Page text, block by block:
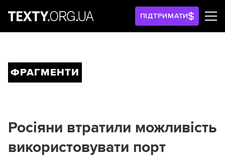
ПІДТРИМАТИ
ФРАГМЕНТИ
Росіяни втратили можливість
використовувати порт